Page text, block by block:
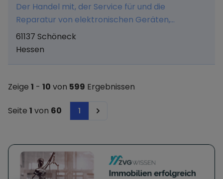
Der Handel mit, der Service für und die
Reparatur von elektronischen Geräten,
insbesondere von EDV-Hardware sowie allem
dazugehörigem Zubehör. Es wird u.a. ein
61137 Schöneck
Hessen
Zeige 1 - 10 von 599 Ergebnissen
Seite 1 von 60 1 Next